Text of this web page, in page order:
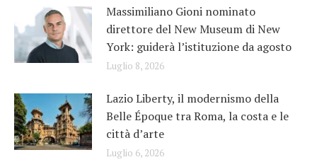
Massimiliano Gioni nominato
direttore del New Museum di New
York: guiderà l’istituzione da agosto
Luglio 8, 2026
Lazio Liberty, il modernismo della
Belle Époque tra Roma, la costa e le
città d’arte
Luglio 6, 2026